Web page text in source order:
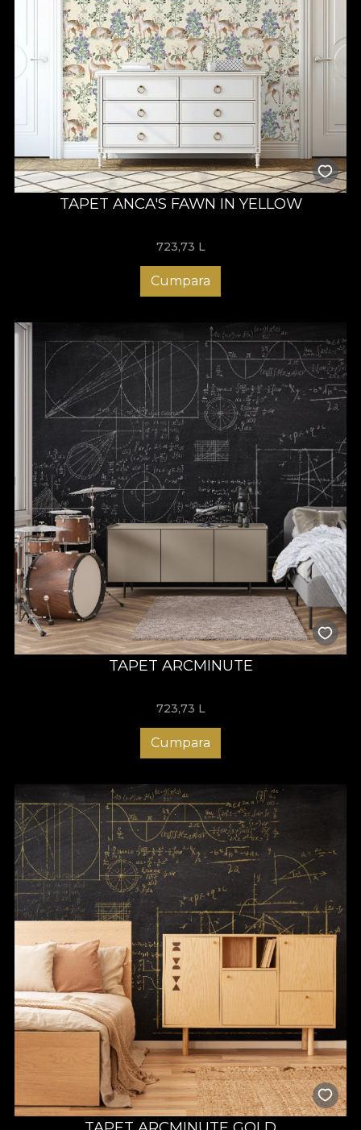
TAPET ANCA'S FAWN IN YELLOW
723,73 L
Cumpara
TAPET ARCMINUTE
723,73 L
Cumpara